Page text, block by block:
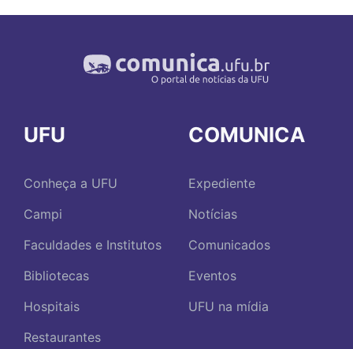
UFU
Conheça a UFU
Campi
Faculdades e Institutos
Bibliotecas
Hospitais
Restaurantes
COMUNICA
Expediente
Notícias
Comunicados
Eventos
UFU na mídia